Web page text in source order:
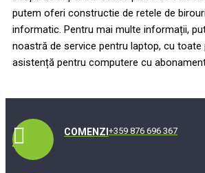
putem oferi constructie de retele de
informatic. Pentru mai multe informații,
noastră de service pentru laptop, cu toate
asistență pentru computere cu
COMENZI +359 876 696 367